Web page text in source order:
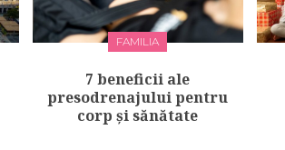
FAMILIA
7 beneficii ale
presodrenajului pentru
corp și sănătate